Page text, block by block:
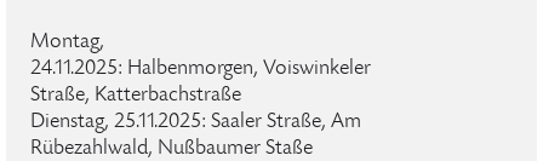
Montag,
24.11.2025: Halbenmorgen, Voiswinkeler
Straße, Katterbachstraße
Dienstag, 25.11.2025: Saaler Straße, Am
Rübezahlwald, Nußbaumer Staße